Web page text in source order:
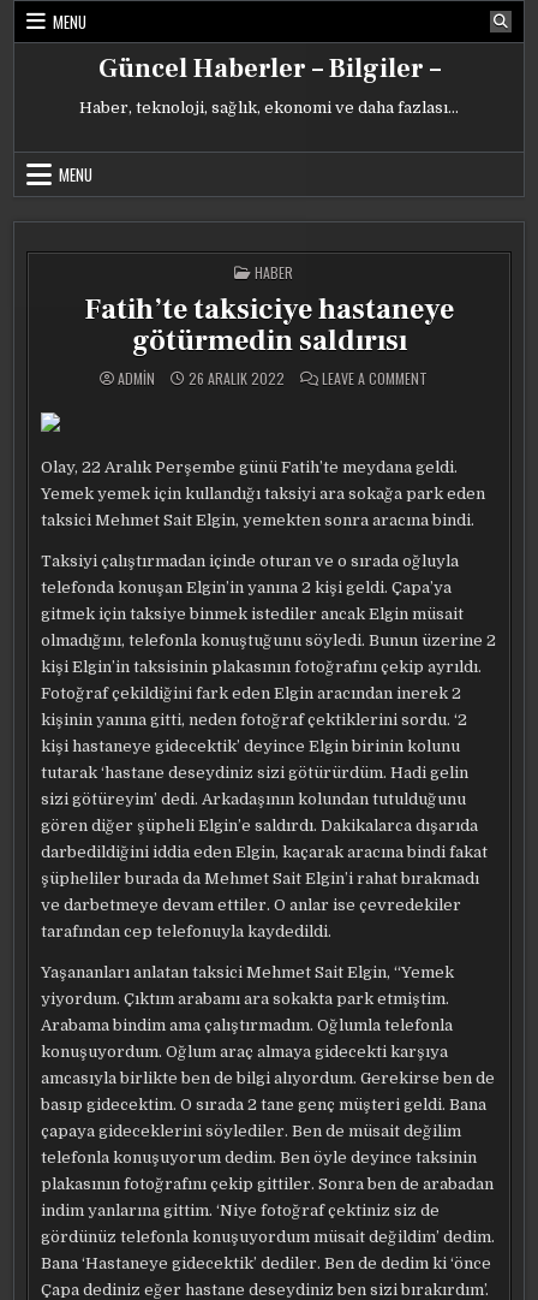
Skip
MENU
Güncel Haberler – Bilgiler –
Haber, teknoloji, sağlık, ekonomi ve daha fazlası…
MENU
POSTED
IN
HABER
Fatih’te taksiciye hastaneye
götürmedin saldırısı
ADMIN 26 ARALIK 2022 LEAVE A COMMENTON
Olay, 22 Aralık Perşembe günü Fatih’te meydana geldi.
Yemek yemek için kullandığı taksiyi ara sokağa park eden
taksici Mehmet Sait Elgin, yemekten sonra aracına bindi.
Taksiyi çalıştırmadan içinde oturan ve o sırada oğluyla
telefonda konuşan Elgin’in yanına 2 kişi geldi. Çapa’ya
gitmek için taksiye binmek istediler ancak Elgin müsait
olmadığını, telefonla konuştuğunu söyledi. Bunun üzerine 2
kişi Elgin’in taksisinin plakasının fotoğrafını çekip ayrıldı.
Fotoğraf çekildiğini fark eden Elgin aracından inerek 2
kişinin yanına gitti, neden fotoğraf çektiklerini sordu. ‘2
kişi hastaneye gidecektik’ deyince Elgin birinin kolunu
tutarak ‘hastane deseydiniz sizi götürürdüm. Hadi gelin
sizi götüreyim’ dedi. Arkadaşının kolundan tutulduğunu
gören diğer şüpheli Elgin’e saldırdı. Dakikalarca dışarıda
darbedildiğini iddia eden Elgin, kaçarak aracına bindi fakat
şüpheliler burada da Mehmet Sait Elgin’i rahat bırakmadı
ve darbetmeye devam ettiler. O anlar ise çevredekiler
tarafından cep telefonuyla kaydedildi.
Yaşananları anlatan taksici Mehmet Sait Elgin, “Yemek
yiyordum. Çıktım arabamı ara sokakta park etmiştim.
Arabama bindim ama çalıştırmadım. Oğlumla telefonla
konuşuyordum. Oğlum araç almaya gidecekti karşıya
amcasıyla birlikte ben de bilgi alıyordum. Gerekirse ben de
basıp gidecektim. O sırada 2 tane genç müşteri geldi. Bana
çapaya gideceklerini söylediler. Ben de müsait değilim
telefonla konuşuyorum dedim. Ben öyle deyince taksinin
plakasının fotoğrafını çekip gittiler. Sonra ben de arabadan
indim yanlarına gittim. ‘Niye fotoğraf çektiniz siz de
gördünüz telefonla konuşuyordum müsait değildim’ dedim.
Bana ‘Hastaneye gidecektik’ dediler. Ben de dedim ki ‘önce
Çapa dediniz eğer hastane deseydiniz ben sizi bırakırdım’.